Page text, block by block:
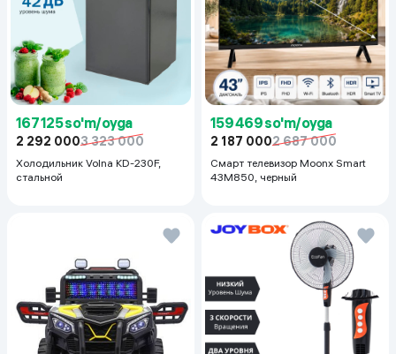
167 125 so'm/oyga
2 292 0003 323 000
Холодильник Volna KD-230F,
стальной
159 469 so'm/oyga
2 187 0002 687 000
Смарт телевизор Moonx Smart
43M850, черный